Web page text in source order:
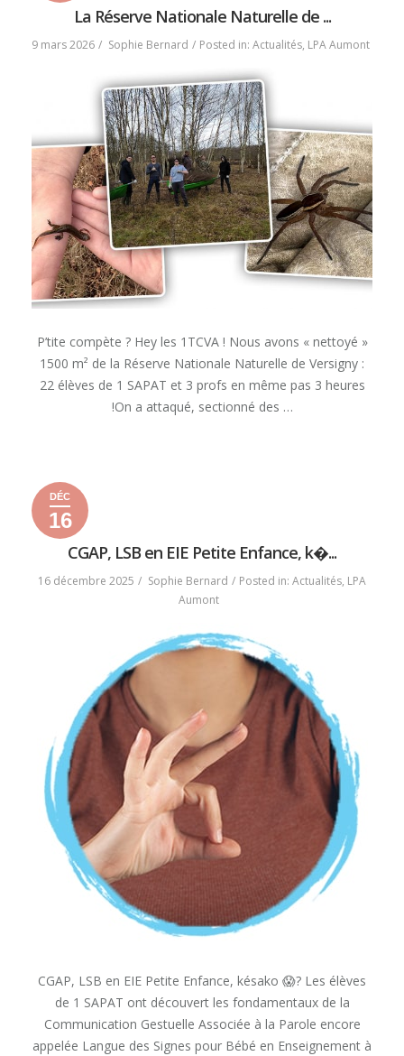
mars
2026
mars
2026La Réserve Nationale Naturelle de ...
9 mars 2026 Sophie Bernard Posted in: Actualités, LPA Aumont
P’tite compète ? Hey les 1TCVA ! Nous avons « nettoyé »
1500 m² de la Réserve Nationale Naturelle de Versigny :
22 élèves de 1 SAPAT et 3 profs en même pas 3 heures
!On a attaqué, sectionné des …
16
décembre
2025
16
décembre
2025
DÉC
16
2025
CGAP, LSB en EIE Petite Enfance, k�...
16 décembre 2025 Sophie Bernard Posted in: Actualités, LPA
Aumont
CGAP, LSB en EIE Petite Enfance, késako 😱? Les élèves
de 1 SAPAT ont découvert les fondamentaux de la
Communication Gestuelle Associée à la Parole encore
appelée Langue des Signes pour Bébé en Enseignement à